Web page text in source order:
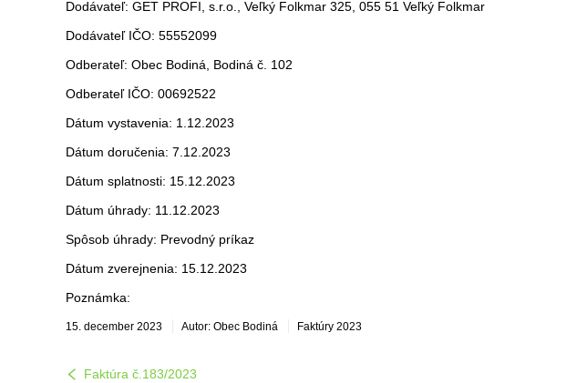
Dodávateľ: GET PROFI, s.r.o., Veľký Folkmar 325, 055 51 Veľký Folkmar
Dodávateľ IČO: 55552099
Odberateľ: Obec Bodiná, Bodiná č. 102
Odberateľ IČO: 00692522
Dátum vystavenia: 1.12.2023
Dátum doručenia: 7.12.2023
Dátum splatnosti: 15.12.2023
Dátum úhrady: 11.12.2023
Spôsob úhrady: Prevodný príkaz
Dátum zverejnenia: 15.12.2023
Poznámka:
15. december 2023 Autor: Obec Bodiná Faktúry 2023
Faktúra č.183/2023